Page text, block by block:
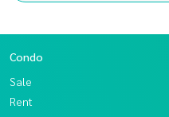
Condo
Sale
Rent